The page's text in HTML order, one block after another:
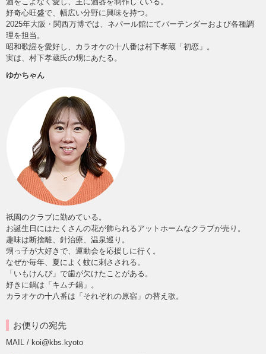
好奇心旺盛で、幅広い分野に興味を持つ。
2025年大阪・関西万博では、ネパール館にてバーテンダーおよび各種調
理を担当。
昭和歌謡を愛好し、カラオケの十八番は村下孝蔵「初恋」。
実は、村下孝蔵氏の甥にあたる。
ゆかちゃん
祇園のクラブに勤めている。
お誕生日にはたくさんの花が飾られるアットホームなクラブが売り。
趣味は断捨離、針治療、温泉巡り。
甥っ子が大好きで、運動会を応援しに行く。
なぜか毎年、夏によく蚊に刺さされる。
「いもけんぴ」で歯が欠けたことがある。
好きに鍋は「キムチ鍋」。
カラオケの十八番は「それぞれの原宿」の替え歌。
お便りの宛先
MAIL / koi@kbs.kyoto